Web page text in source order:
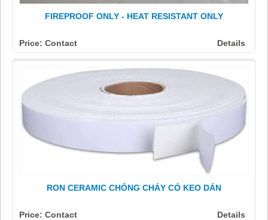
FIREPROOF ONLY - HEAT RESISTANT ONLY
Price: Contact Details
RON CERAMIC CHỐNG CHÁY CÓ KEO DÁN
Price: Contact Details